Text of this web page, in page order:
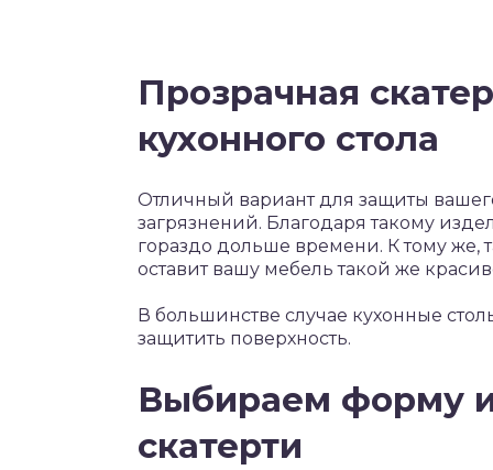
Прозрачная
кухонного стола
Отличный вариант для защиты
загрязнений. Благодаря такому
гораздо дольше времени. К тому же,
оставит вашу мебель такой же
В большинстве случае кухонные
защитить поверхность.
Выбираем форму
скатерти